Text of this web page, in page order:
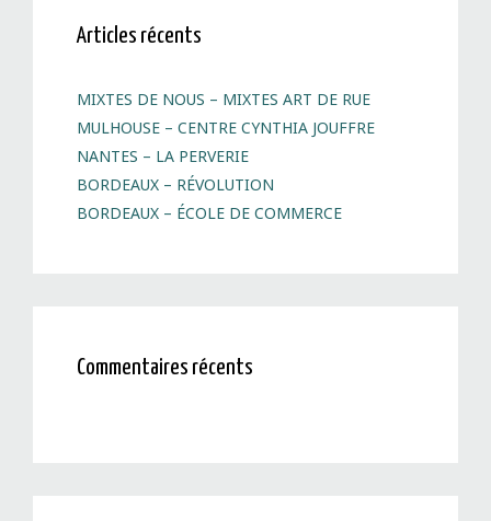
h
e
Articles récents
MIXTES DE NOUS – MIXTES ART DE RUE
MULHOUSE – CENTRE CYNTHIA JOUFFRE
NANTES – LA PERVERIE
BORDEAUX – RÉVOLUTION
BORDEAUX – ÉCOLE DE COMMERCE
Commentaires récents